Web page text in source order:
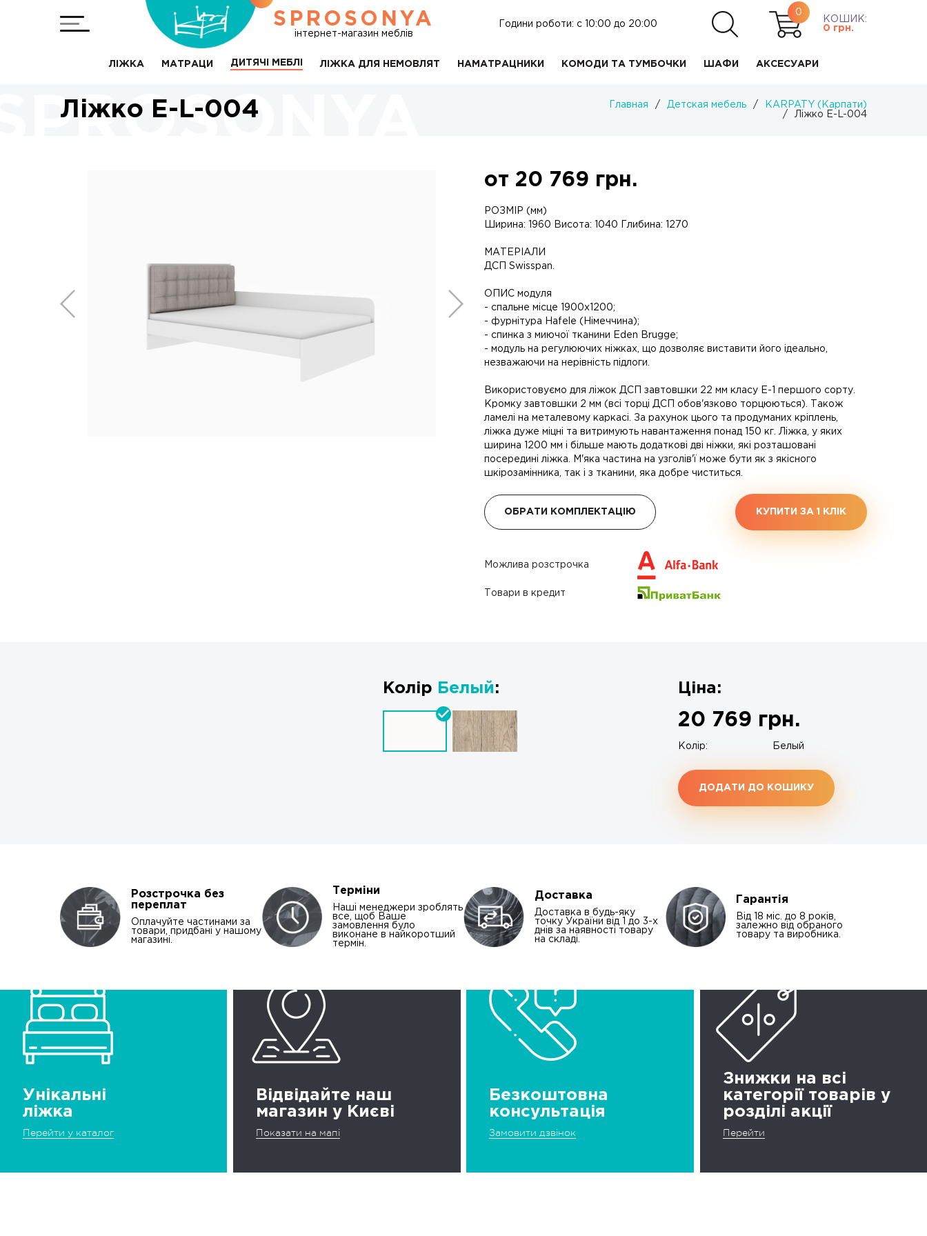
SPROSONYA
інтернет-магазин меблів
Години роботи: c 10:00 до 20:00
0
КОШИК:
0 грн.
ЛІЖКА МАТРАЦИ ДИТЯЧІ МЕБЛІ ЛІЖКА ДЛЯ НЕМОВЛЯТ НАМАТРАЦНИКИ КОМОДИ ТА ТУМБОЧКИ ШАФИ АКСЕСУАРИ
Ліжко Е-L-004 Главная / Детская мебель /
KARPATY (Карпати)
/
Ліжко Е-L-004
от 20 769 грн.
РОЗМІР (мм)
Ширина: 1960 Висота: 1040 Глибина: 1270
МАТЕРІАЛИ
ДСП Swisspan.
ОПИС модуля
- спальне місце 1900х1200;
- фурнітура Hafele (Німеччина);
- спинка з миючої тканини Eden Brugge;
- модуль на регулюючих ніжках, що дозволяє виставити його ідеально,
незважаючи на нерівність підлоги.
Використовуємо для ліжок ДСП завтовшки 22 мм класу Е-1 першого сорту.
Кромку завтовшки 2 мм (всі торці ДСП обов'язково торцюються). Також
ламелі на металевому каркасі. За рахунок цього та продуманих кріплень,
ліжка дуже міцні та витримують навантаження понад 150 кг. Ліжка, у яких
ширина 1200 мм і більше мають додаткові дві ніжки, які розташовані
посередині ліжка. М'яка частина на узголів'ї може бути як з якісного
шкірозамінника, так і з тканини, яка добре чиститься.
ОБРАТИ КОМПЛЕКТАЦІЮ КУПИТИ ЗА 1 КЛIК
Можлива розстрочка
Товари в кредит
Колір Белый: Ціна:
20 769 грн.
Колір: Белый
ДОДАТИ ДО КОШИКУ
Розстрочка без
переплат
Оплачуйте частинами за
товари, придбані у нашому
магазині.
Терміни
Наші менеджери зроблять
все, щоб Ваше
замовлення було
виконане в найкоротший
термін.
Доставка
Доставка в будь-яку
точку України від 1 до 3-х
днів за наявності товару
на складі.
Гарантія
Від 18 міс. до 8 років,
залежно від обраного
товару та виробника.
Унікальні
ліжка
Перейти у каталог
Відвідайте наш
магазин у Києві
Показати на мапі
Безкоштовна
консультація
Замовити дзвінок
Знижки на всі
категорії товарів у
розділі акції
Перейти